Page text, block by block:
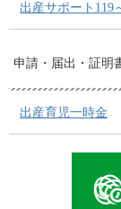
出産サポート119
申請・届出・証明
出産育児一時金